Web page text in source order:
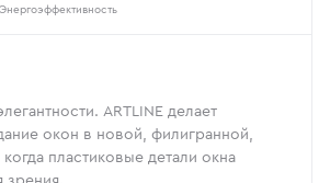
Энергоэффективность
ARTLINE делает
окон в новой, филигранной,
пластиковые детали окна